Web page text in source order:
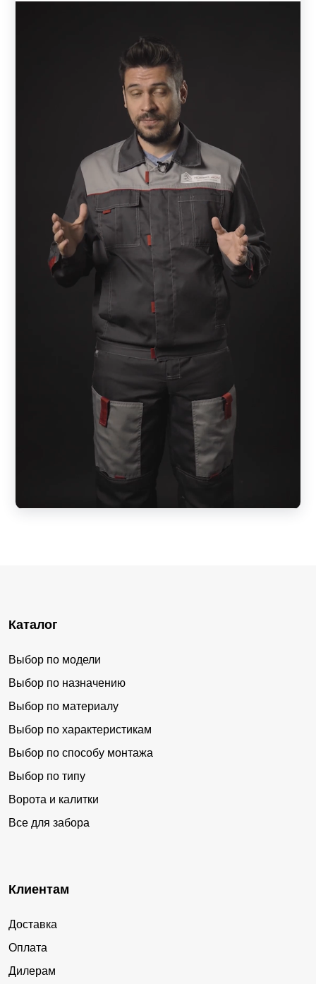
Каталог
Выбор по модели
Выбор по назначению
Выбор по материалу
Выбор по характеристикам
Выбор по способу монтажа
Выбор по типу
Ворота и калитки
Все для забора
Клиентам
Доставка
Оплата
Дилерам